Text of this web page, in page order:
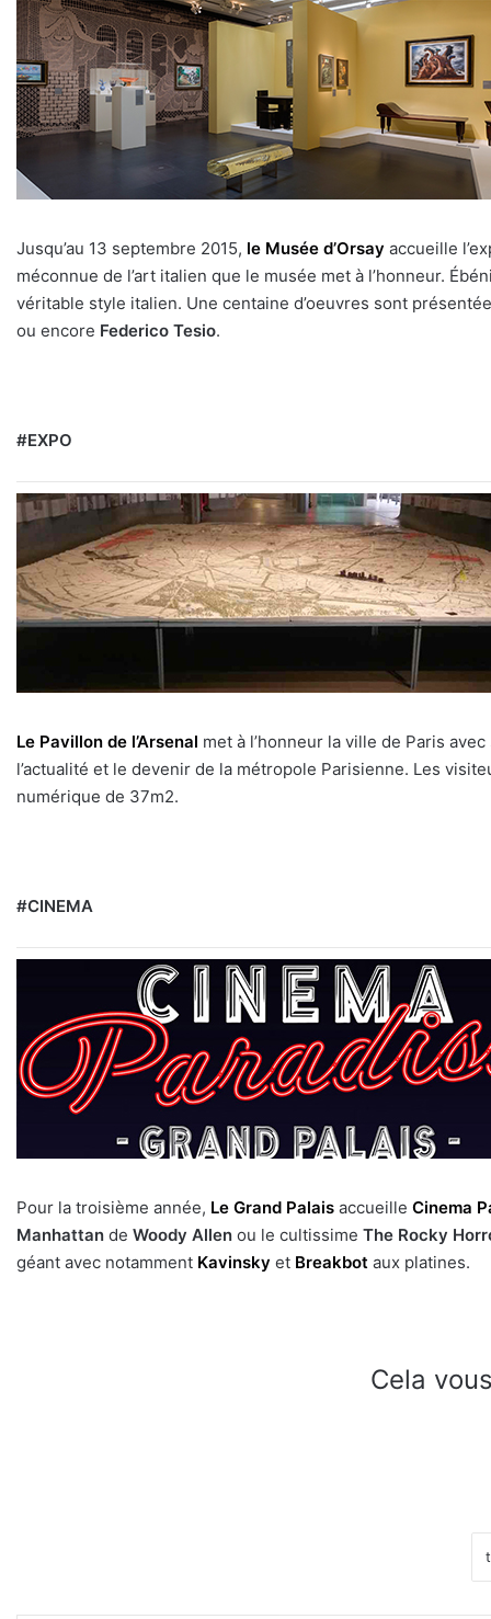
Jusqu’au 13 septembre 2015, le Musée d’Orsay accueille
méconnue de l’art italien que le musée met à l’honneur.
véritable style italien. Une centaine d’oeuvres sont
ou encore Federico Tesio.
#EXPO
Le Pavillon de l’Arsenal met à l’honneur la ville de Paris
l’actualité et le devenir de la métropole Parisienne. Les
numérique de 37m2.
#CINEMA
Pour la troisième année, Le Grand Palais accueille Cinema
Manhattan de Woody Allen ou le cultissime The Rocky
géant avec notamment Kavinsky et Breakbot aux platines.
Cela